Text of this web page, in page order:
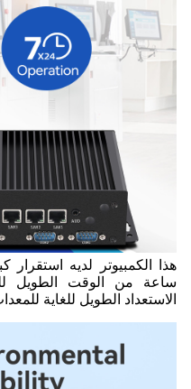
ساعة من الوقت الطويل
الاستعداد الطويل للغاية